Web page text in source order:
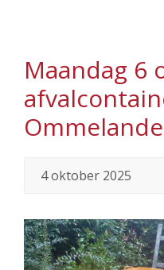
Maandag 6
4 oktober 2025